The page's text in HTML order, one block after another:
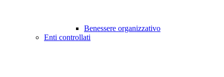
Benessere organizzativo
Enti controllati